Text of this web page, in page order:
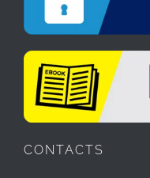
CONTACTS